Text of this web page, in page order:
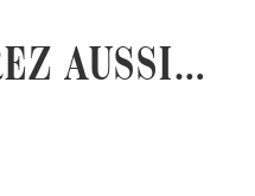
AUSSI…